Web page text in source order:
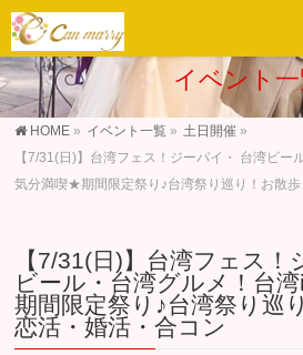
イベント
HOME » イベント一覧 » 土日開催 »
【7/31(日)】台湾フェス！ジーパイ・ 台湾ビー
気分満喫★期間限定祭り♪台湾祭り巡り！お散
【7/31(日)】台湾フェス
ビール・台湾グルメ！台
期間限定祭り♪台湾祭り巡
恋活・婚活・合コン